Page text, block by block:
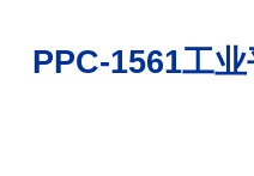
PPC-1561工